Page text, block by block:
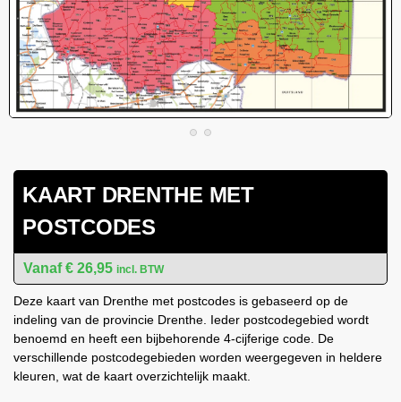
KAART DRENTHE MET
POSTCODES
€ 26,95 incl. BTW
Deze kaart van Drenthe met postcodes is gebaseerd op de
indeling van de provincie Drenthe. Ieder postcodegebied wordt
benoemd en heeft een bijbehorende 4-cijferige code. De
verschillende postcodegebieden worden weergegeven in heldere
kleuren, wat de kaart overzichtelijk maakt.